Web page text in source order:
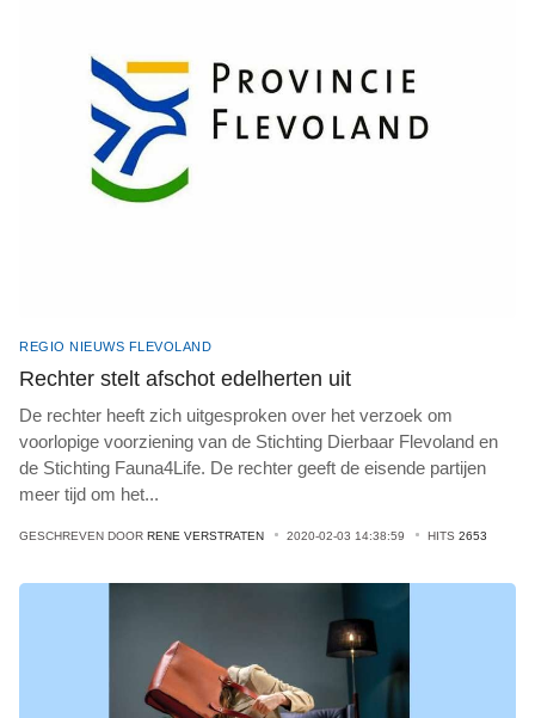
REGIO NIEUWS FLEVOLAND
Rechter stelt afschot edelherten uit
De rechter heeft zich uitgesproken over het verzoek om
voorlopige voorziening van de Stichting Dierbaar Flevoland en
de Stichting Fauna4Life. De rechter geeft de eisende partijen
meer tijd om het...
GESCHREVEN DOOR RENE VERSTRATEN 2020-02-03 14:38:59 HITS 2653